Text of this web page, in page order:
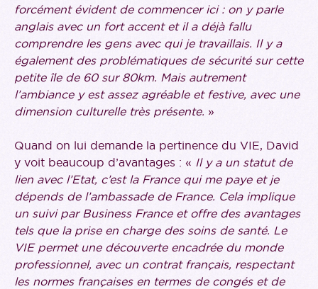
forcément évident de commencer ici : on y parle
anglais avec un fort accent et il a déjà fallu
comprendre les gens avec qui je travaillais. Il y a
également des problématiques de sécurité sur cette
petite île de 60 sur 80km. Mais autrement
l’ambiance y est assez agréable et festive, avec une
dimension culturelle très présente. »
Quand on lui demande la pertinence du VIE, David
y voit beaucoup d’avantages : « Il y a un statut de
lien avec l’Etat, c’est la France qui me paye et je
dépends de l’ambassade de France. Cela implique
un suivi par Business France et offre des avantages
tels que la prise en charge des soins de santé. Le
VIE permet une découverte encadrée du monde
professionnel, avec un contrat français, respectant
les normes françaises en termes de congés et de